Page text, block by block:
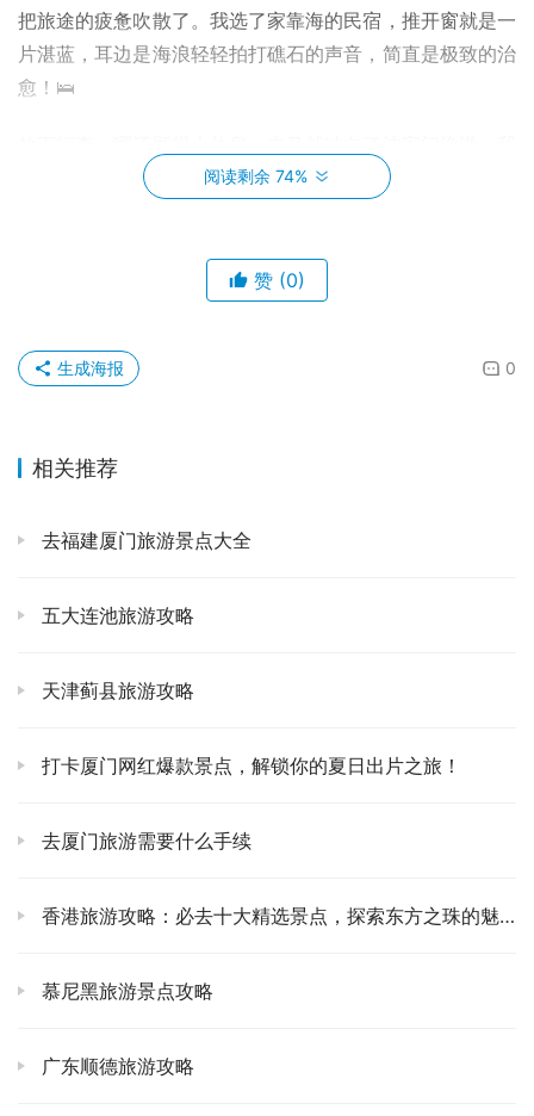
把旅途的疲惫吹散了。我选了家靠海的民宿，推开窗就是一
片湛蓝，耳边是海浪轻轻拍打礁石的声音，简直是极致的治
愈！🛌
的天，那景象！🚢 密密麻麻的渔船停靠在岸边，渔民们忙
排档坐下，服务员大姐嗓门洪亮，热情得不行。我点了一桌
鲜到极致，清蒸梭子蟹的肉质那个紧实饱满啊，一口下去，
鲜甜味儿直接在舌尖炸开，我恨不得把舌头都吞下去！🤤
顿饭就能把我魂儿勾走！😋
傍晚时分，沿着渔港散步，夕阳把海面染成了金红色，渔船
一刻，我什么都不想，就想静静地感受这份宁静和美好。海
【第二天：普陀山佛光普照与海天佛国的震撼】
第二天一早，我是被窗外清脆的鸟鸣声叫醒的。稍微整理了
一下，就直奔码头，准备登普陀山了。去普陀山，对我来
海上劈波斩浪，海鸟在头顶盘旋，远远地就能看到普陀山葱
名的就生出一种敬畏感。🙏
走，两旁古树参天，空气里都弥漫着一股淡淡的檀香味。去
拜，不为求什么，只为这份内心的平静。🚶‍♀️ 爬到高处，俯
阅读剩余 74%
赞 (0)
0
生成海报
相关推荐
去福建厦门旅游景点大全
五大连池旅游攻略
天津蓟县旅游攻略
打卡厦门网红爆款景点，解锁你的夏日出片之旅！
去厦门旅游需要什么手续
香港旅游攻略：必去十大精选景点，探索东方之珠的魅力
慕尼黑旅游景点攻略
广东顺德旅游攻略